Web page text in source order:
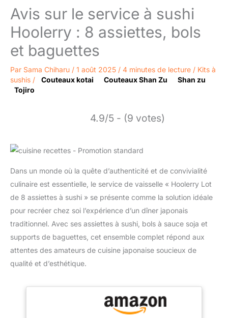
Avis sur le service à sushi
Hoolerry : 8 assiettes, bols
et baguettes
Par Sama Chiharu / 1 août 2025 / 4 minutes de lecture / Kits à
sushis / Couteaux kotai Couteaux Shan Zu
Shan zu
Tojiro
4.9/5 - (9 votes)
Dans un monde où la quête d’authenticité et de convivialité
culinaire est essentielle, le service de vaisselle « Hoolerry Lot
de 8 assiettes à sushi » se présente comme la solution idéale
pour recréer chez soi l’expérience d’un dîner japonais
traditionnel. Avec ses assiettes à sushi, bols à sauce soja et
supports de baguettes, cet ensemble complet répond aux
attentes des amateurs de cuisine japonaise soucieux de
qualité et d’esthétique.